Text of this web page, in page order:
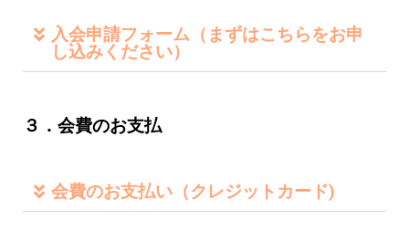
入会申請フォーム（まずはこちらをお申
し込みください）
３．会費のお支払
会費のお支払い（クレジットカード)